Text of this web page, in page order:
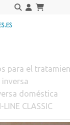
para el
doméstica
LINE CLASSIC